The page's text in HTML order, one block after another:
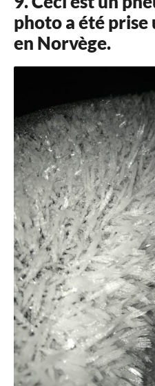
photo a été prise
en Norvège.